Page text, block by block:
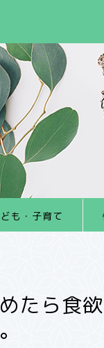
も・子育て
たら食